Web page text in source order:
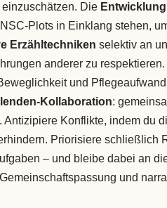
Die
Plots in Einklang stehen,
Erzähltechniken selektiv an
anderer zu
und
Kollaboration:
Konflikte, indem du
Priorisiere schließlich
– und bleibe dabei an
und